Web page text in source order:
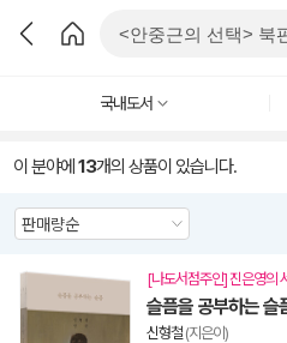
국내도서
이 분야에 13개의 상품이 있습니다.
[나도서점주인] 진은영의
슬픔을 공부하는 슬
신형철 (지은이)